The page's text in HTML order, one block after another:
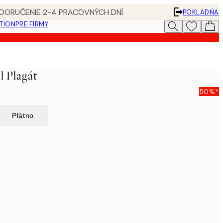
2-4 PRACOVNÝCH DNÍ
POKLADŇA
PRE FIRMY
Plagát
50%*
Plátno